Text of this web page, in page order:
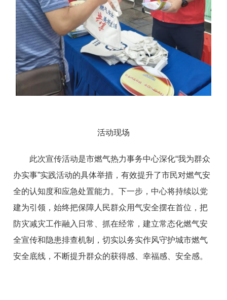
活动现场
此次宣传活动是市燃气热力事务中心深化“我为群众
办实事”实践活动的具体举措，有效提升了市民对燃气安
全的认知度和应急处置能力。下一步，中心将持续以党
建为引领，始终把保障人民群众用气安全摆在首位，把
防灾减灾工作融入日常、抓在经常，建立常态化燃气安
全宣传和隐患排查机制，切实以务实作风守护城市燃气
安全底线，不断提升群众的获得感、幸福感、安全感。